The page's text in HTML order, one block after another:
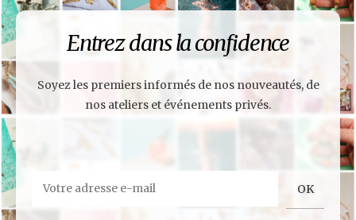
Entrez dans la confidence
Soyez les premiers informés de nos nouveautés, de
nos ateliers et événements privés.